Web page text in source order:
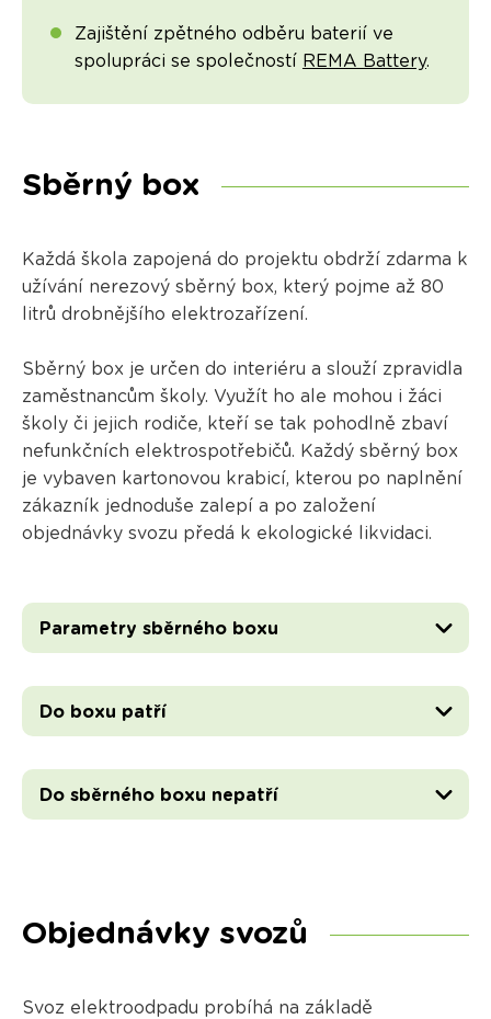
Zajištění zpětného odběru baterií ve
spolupráci se společností REMA Battery.
Sběrný box
Každá škola zapojená do projektu obdrží zdarma k
užívání nerezový sběrný box, který pojme až 80
litrů drobnějšího elektrozařízení.
Sběrný box je určen do interiéru a slouží zpravidla
zaměstnancům školy. Využít ho ale mohou i žáci
školy či jejich rodiče, kteří se tak pohodlně zbaví
nefunkčních elektrospotřebičů. Každý sběrný box
je vybaven kartonovou krabicí, kterou po naplnění
zákazník jednoduše zalepí a po založení
objednávky svozu předá k ekologické likvidaci.
Parametry sběrného boxu
Do boxu patří
Do sběrného boxu nepatří
Objednávky svozů
Svoz elektroodpadu probíhá na základě